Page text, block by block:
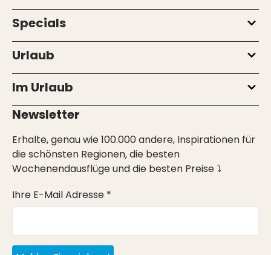
Specials
Urlaub
Im Urlaub
Newsletter
Erhalte, genau wie 100.000 andere, Inspirationen für
die schönsten Regionen, die besten
Wochenendausflüge und die besten Preise ⤵
Ihre E-Mail Adresse *